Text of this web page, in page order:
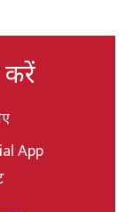
करें
App